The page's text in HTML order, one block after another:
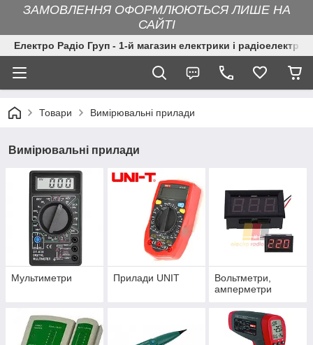
ЗАМОВЛЕННЯ ОФОРМЛЮЮТЬСЯ ЛИШЕ НА
САЙТІ
Електро Радіо Груп - 1-й магазин електрики і
Товари Вимірювальні прилади
Вимірювальні прилади
Мультиметри Прилади UNIT
Вольтметри,
амперметри